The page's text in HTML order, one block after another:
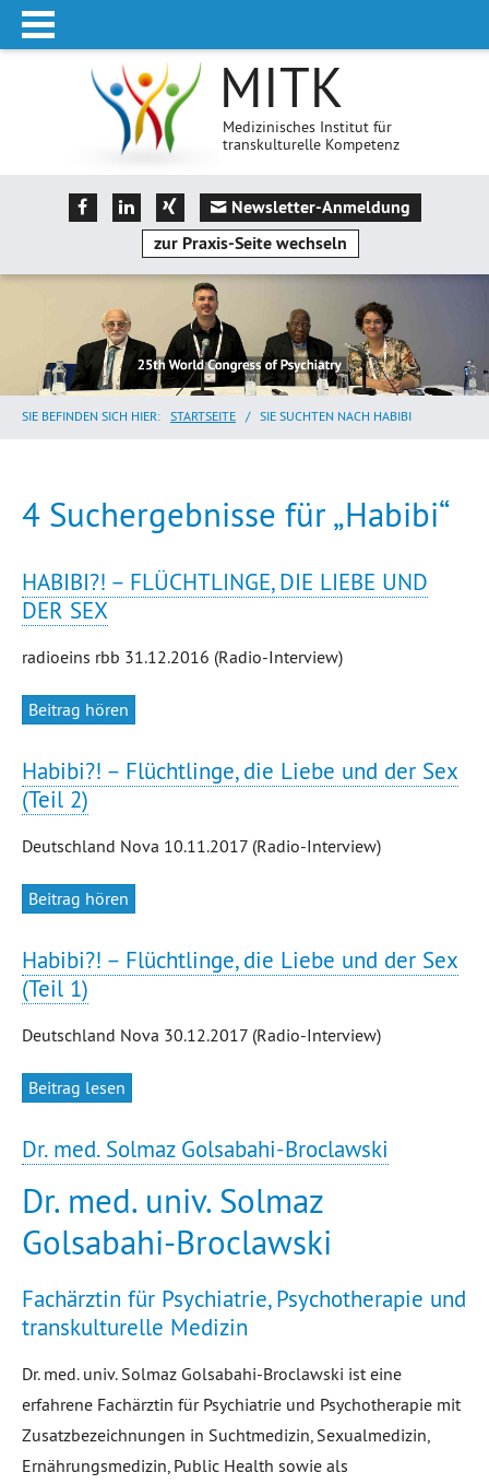
MITK
Medizinisches Institut für
transkulturelle Kompetenz
Newsletter-Anmeldung
zur Praxis-Seite wechseln
SIE BEFINDEN SICH HIER: STARTSEITE / SIE SUCHTEN NACH HABIBI
4 Suchergebnisse für „Habibi“
HABIBI?! – FLÜCHTLINGE, DIE LIEBE UND
DER SEX
radioeins rbb 31.12.2016 (Radio-Interview)
Beitrag hören
Habibi?! – Flüchtlinge, die Liebe und der Sex
(Teil 2)
Deutschland Nova 10.11.2017 (Radio-Interview)
Beitrag hören
Habibi?! – Flüchtlinge, die Liebe und der Sex
(Teil 1)
Deutschland Nova 30.12.2017 (Radio-Interview)
Beitrag lesen
Dr. med. Solmaz Golsabahi-Broclawski
Dr. med. univ. Solmaz
Golsabahi-Broclawski
Fachärztin für Psychiatrie, Psychotherapie und
transkulturelle Medizin
Dr. med. univ. Solmaz Golsabahi-Broclawski ist eine
erfahrene Fachärztin für Psychiatrie und Psychotherapie mit
Zusatzbezeichnungen in Suchtmedizin, Sexualmedizin,
Ernährungsmedizin, Public Health sowie als